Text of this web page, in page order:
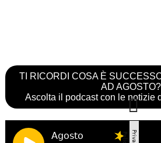
TI RICORDI COSA È
AD AGOSTO?
Ascolta il podcast con le notizie